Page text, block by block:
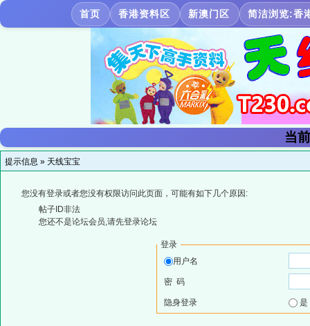
首页 香港资料区 新澳门区 简洁浏览:香
当
提示信息 » 天线宝宝
您没有登录或者您没有权限访问此页面，可能有如下几个原因:
帖子ID非法
您还不是论坛会员,请先登录论坛
登录
用户名
密 码
隐身登录